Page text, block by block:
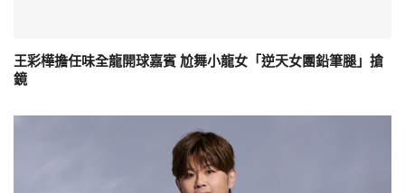
王彩樺擔任味全龍開球嘉賓 尬舞小龍女「逆天女團鉛筆腿」搶
鏡